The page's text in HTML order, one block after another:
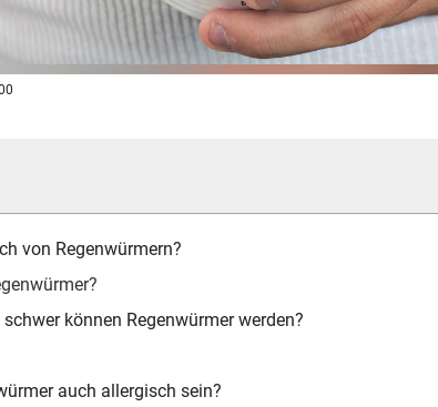
von Regenwürmern?
können Regenwürmer werden?
auch allergisch sein?